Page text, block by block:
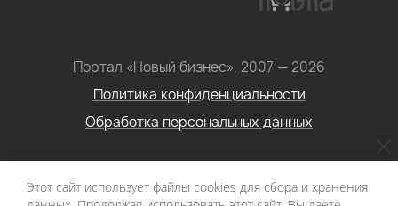
Портал «Новый бизнес», 2007 — 2026
Политика конфиденциальности
Обработка персональных данных
Условия использования информации с сайта: Материалы
портала «Новый бизнес. Социальное
Этот сайт использует файлы cookies для сбора и хранения